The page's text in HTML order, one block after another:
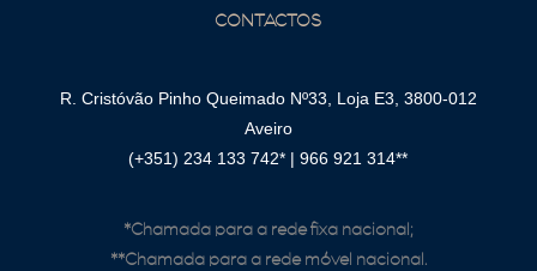
CONTACTOS
R. Cristóvão Pinho Queimado Nº33, Loja E3, 3800-012
Aveiro
(+351) 234 133 742* |966 921 314**
*Chamada para a rede fixa nacional;
**Chamada para a rede móvel nacional.